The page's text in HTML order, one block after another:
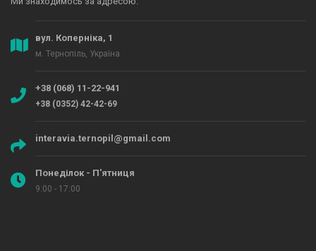
вул. Коперніка, 1
м. Тернопіль, Україна
+38 (068) 11-22-941
+38 (0352) 42-42-69
interavia.ternopil@gmail.com
Понеділок - П'ятниця
9:00 - 17:00